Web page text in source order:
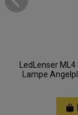
LedLenser
Lampe